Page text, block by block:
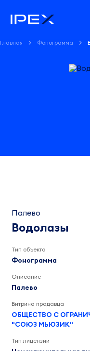
Главная Фонограмма
ПалевоПалево
Водолазы
Тип объекта
Фонограмма
Описание
Палево
Витрина продавца
ОБЩЕСТВО С
"СОЮЗ МЬЮЗИК"
Тип лицензии